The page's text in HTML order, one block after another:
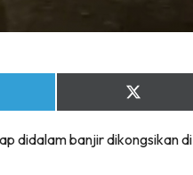
Share
on
(Twitter)
didalam banjir dikongsikan di